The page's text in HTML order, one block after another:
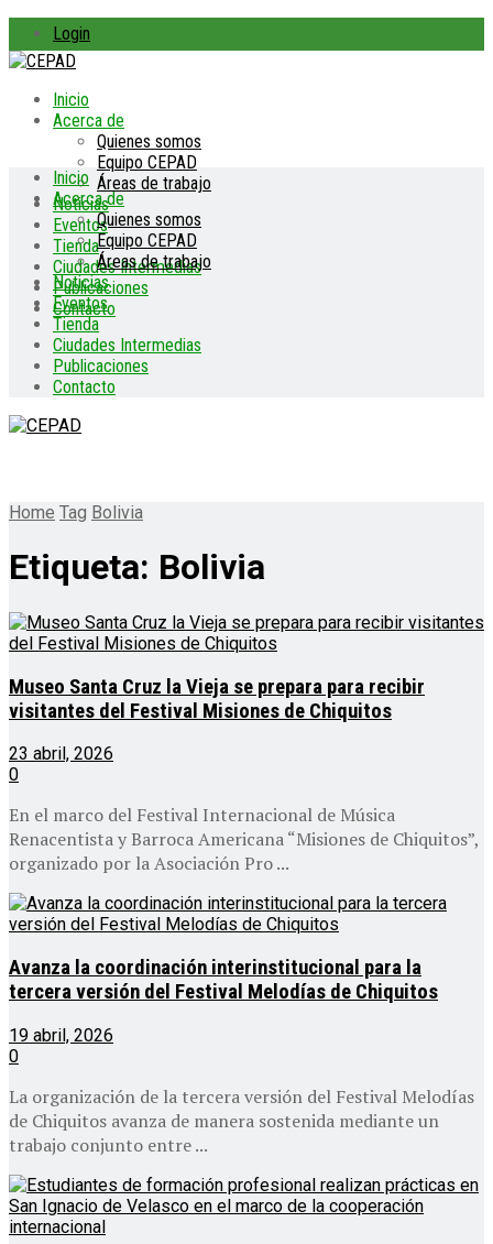
Login
Inicio
Acerca de
Quienes somos
Equipo CEPAD
Áreas de trabajo
Noticias
Eventos
Tienda
Ciudades Intermedias
Publicaciones
Contacto
Inicio
Acerca de
Quienes somos
Equipo CEPAD
Áreas de trabajo
Noticias
Eventos
Tienda
Ciudades Intermedias
Publicaciones
Contacto
Home Tag Bolivia
Etiqueta: Bolivia
Museo Santa Cruz la Vieja se prepara para recibir
visitantes del Festival Misiones de Chiquitos
23 abril, 2026
0
En el marco del Festival Internacional de Música
Renacentista y Barroca Americana “Misiones de Chiquitos”,
organizado por la Asociación Pro ...
Avanza la coordinación interinstitucional para la
tercera versión del Festival Melodías de Chiquitos
19 abril, 2026
0
La organización de la tercera versión del Festival Melodías
de Chiquitos avanza de manera sostenida mediante un
trabajo conjunto entre ...